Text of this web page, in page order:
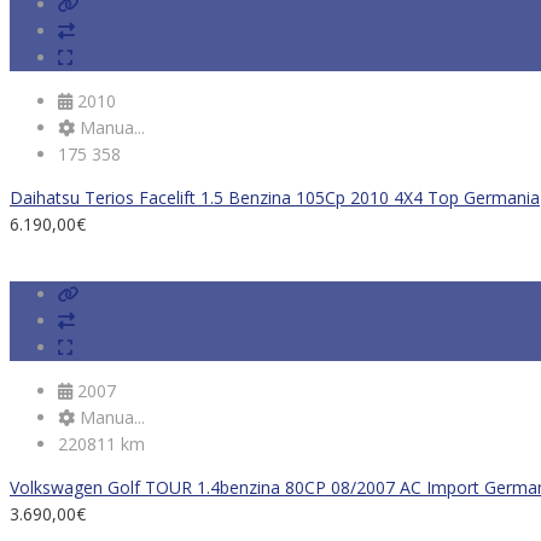
2010
Manua...
175 358
Daihatsu Terios Facelift 1.5 Benzina 105Cp 2010 4X4 Top Germania
6.190,00€
2007
Manua...
220811 km
Volkswagen Golf TOUR 1.4benzina 80CP 08/2007 AC Import
3.690,00€